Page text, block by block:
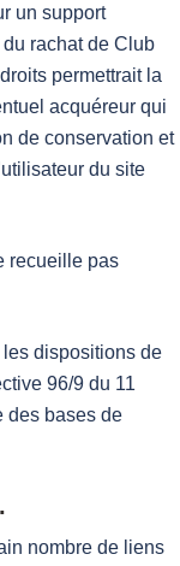
un support
rachat de Club
permettrait la
acquéreur qui
de conservation et
du site
recueille pas
dispositions de
96/9 du 11
des bases de
nombre de liens